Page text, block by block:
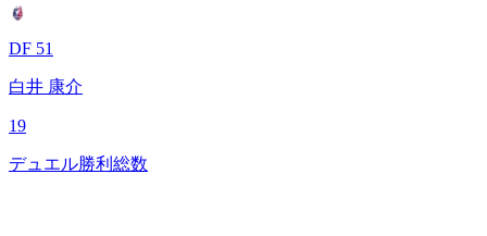
DF 51
白井 康介
19
デュエル勝利総数